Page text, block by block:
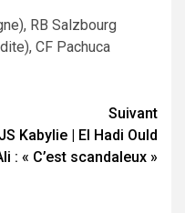
RB Salzbourg
CF Pachuca
Suivant
JS Kabylie | El Hadi Ould
: « C’est scandaleux »